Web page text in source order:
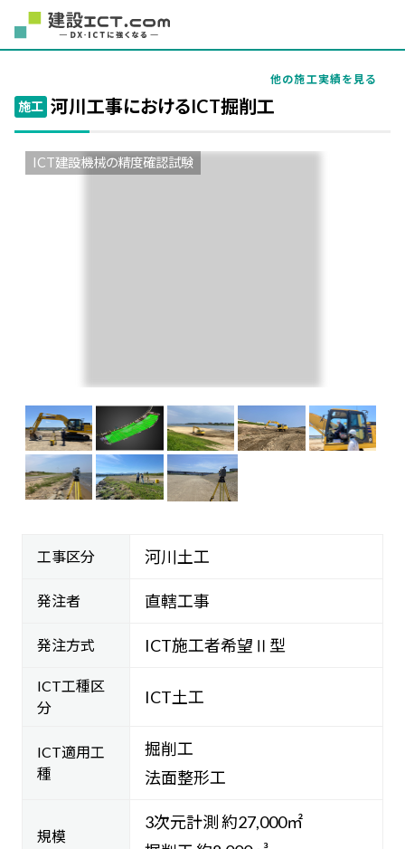
施工 河川工事におけるICT掘削工
他の施工実績を見る
ICT建設機械の精度確認試験
工事区分 河川土工
発注者 直轄工事
発注方式 ICT施工者希望Ⅱ型
ICT工種区
分
ICT土工
ICT適用工
種
掘削工
法面整形工
規模
3次元計測 約27,000㎡